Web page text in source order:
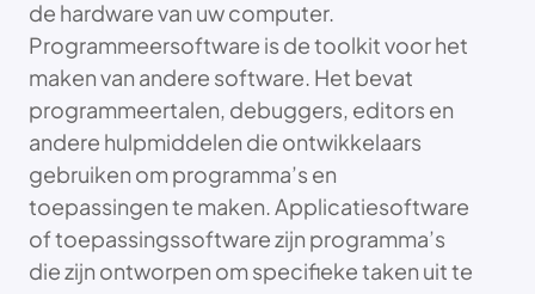
de hardware van uw computer.
Programmeersoftware is de toolkit voor het
maken van andere software. Het bevat
programmeertalen, debuggers, editors en
andere hulpmiddelen die ontwikkelaars
gebruiken om programma’s en
toepassingen te maken. Applicatiesoftware
of toepassingssoftware zijn programma’s
die zijn ontworpen om specifieke taken uit te